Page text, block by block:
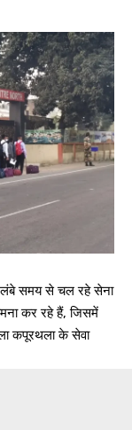
समय से चल रहे सेना
कर रहे हैं, जिसमें
कपूरथला के सेवा